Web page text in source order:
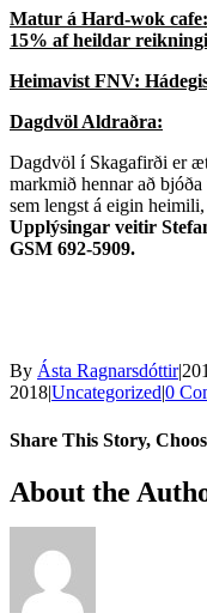
Matur á Hard-wok cafe:
15% af heildar
Heimavist FNV:
Dagdvöl Aldraðra:
Dagdvöl í Skagafirði er
markmið hennar að
sem lengst á eigin
Upplýsingar veitir
GSM 692-5909.
By Ásta Ragnarsdóttir|
2018|Uncategorized|0
Share This Story,
Facebook
Twitter
Reddit
LinkedIn
WhatsApp
Telegram
Tumblr
Pinterest
Vk
Xing
Email
About the